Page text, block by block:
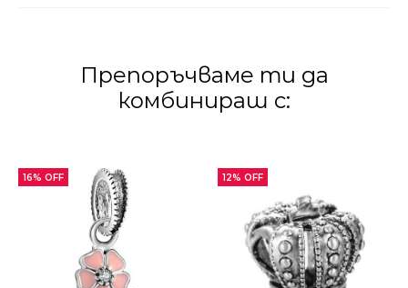
Препоръчваме ти да
комбинираш с:
16% OFF 12% OFF